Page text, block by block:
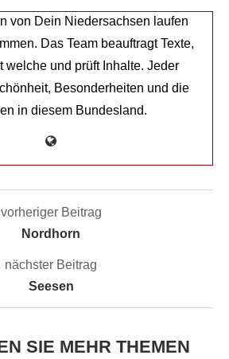
von Dein Niedersachsen laufen
Das Team beauftragt Texte,
welche und prüft Inhalte. Jeder
Besonderheiten und die
in diesem Bundesland.
vorheriger Beitrag
Nordhorn
nächster Beitrag
Seesen
SIE MEHR THEMEN